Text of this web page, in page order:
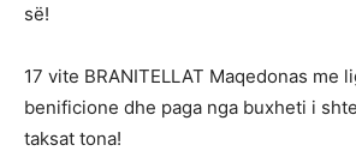
së!
17 vite BRANITELLAT Maqedonas me
benificione dhe paga nga buxheti i
taksat tona!